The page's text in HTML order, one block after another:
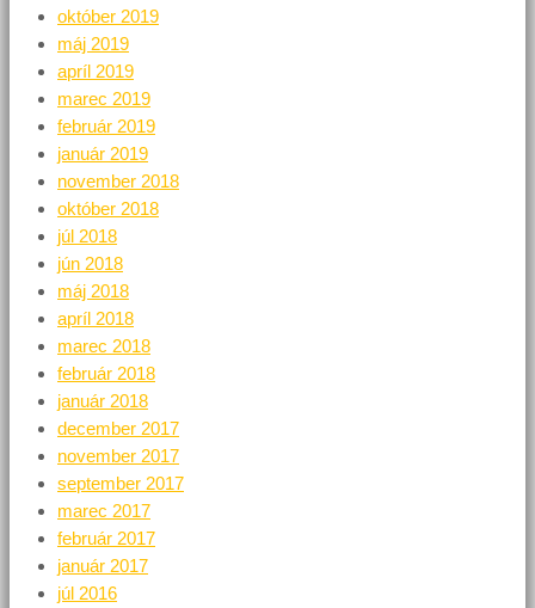
október 2019
máj 2019
apríl 2019
marec 2019
február 2019
január 2019
november 2018
október 2018
júl 2018
jún 2018
máj 2018
apríl 2018
marec 2018
február 2018
január 2018
december 2017
november 2017
september 2017
marec 2017
február 2017
január 2017
júl 2016